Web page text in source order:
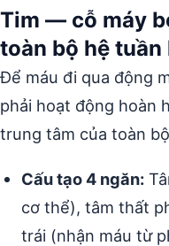
Tim — cỗ máy
toàn bộ hệ tuần
Để máu đi qua động
phải hoạt động hoàn
trung tâm của toàn
Cấu tạo 4 ngăn:
cơ thể), tâm thất
trái (nhận máu từ